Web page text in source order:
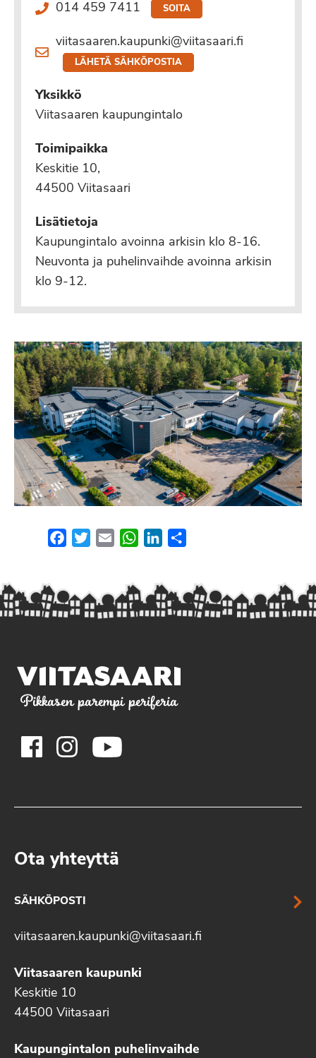
014 459 7411 SOITA
viitasaaren.kaupunki@viitasaari.fi
LÄHETÄ SÄHKÖPOSTIA
Yksikkö
Viitasaaren kaupungintalo
Toimipaikka
Keskitie 10,
44500 Viitasaari
Lisätietoja
Kaupungintalo avoinna arkisin klo 8-16.
Neuvonta ja puhelinvaihde avoinna arkisin
klo 9-12.
FacebookTwitterEmail WhatsApp
LinkedIn
Pikkasen parempi periferia
Ota yhteyttä
SÄHKÖPOSTI
viitasaaren.kaupunki@viitasaari.fi
Viitasaaren kaupunki
Keskitie 10
44500 Viitasaari
Kaupungintalon puhelinvaihde